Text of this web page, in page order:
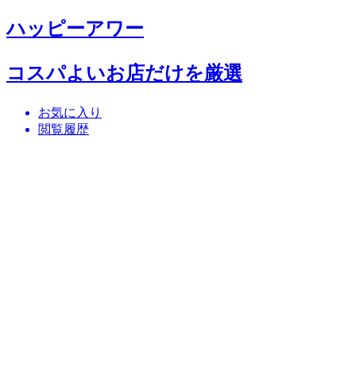
ハッピーアワー
コスパよいお店だけを厳選
お気に入り
閲覧履歴